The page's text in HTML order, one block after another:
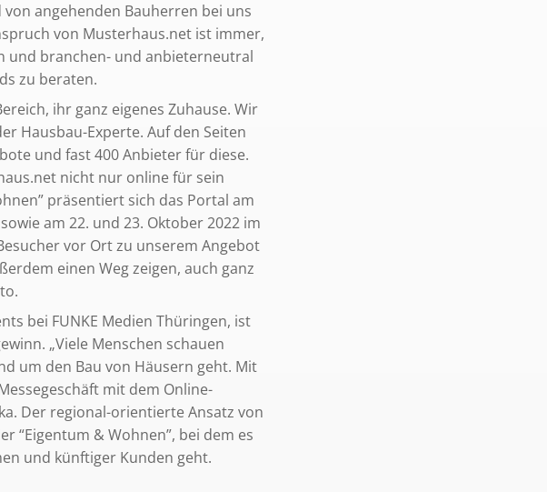
angehenden Bauherren bei uns
von Musterhaus.net ist immer,
und branchen- und anbieterneutral
zu beraten.
ihr ganz eigenes Zuhause. Wir
Hausbau-Experte. Auf den Seiten
und fast 400 Anbieter für diese.
nicht nur online für sein
präsentiert sich das Portal am
am 22. und 23. Oktober 2022 im
vor Ort zu unserem Angebot
einen Weg zeigen, auch ganz
bei FUNKE Medien Thüringen, ist
„Viele Menschen schauen
um den Bau von Häusern geht. Mit
mit dem Online-
Der regional-orientierte Ansatz von
“Eigentum & Wohnen”, bei dem es
und künftiger Kunden geht.